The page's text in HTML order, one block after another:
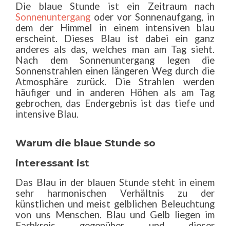
Die blaue Stunde ist ein Zeitraum nach
Sonnenuntergang oder vor Sonnenaufgang, in
dem der Himmel in einem intensiven blau
erscheint. Dieses Blau ist dabei ein ganz
anderes als das, welches man am Tag sieht.
Nach dem Sonnenuntergang legen die
Sonnenstrahlen einen längeren Weg durch die
Atmosphäre zurück. Die Strahlen werden
häufiger und in anderen Höhen als am Tag
gebrochen, das Endergebnis ist das tiefe und
intensive Blau.
Warum die blaue Stunde so
interessant ist
Das Blau in der blauen Stunde steht in einem
sehr harmonischen Verhältnis zu der
künstlichen und meist gelblichen Beleuchtung
von uns Menschen. Blau und Gelb liegen im